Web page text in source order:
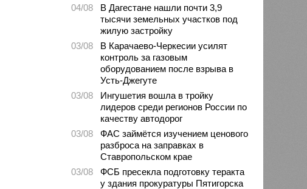
04/08
В Дагестане нашли почти 3,9
тысячи земельных участков под
жилую застройку
03/08
В Карачаево-Черкесии усилят
контроль за газовым
оборудованием после взрыва в
Усть-Джегуте
03/08
Ингушетия вошла в тройку
лидеров среди регионов России по
качеству автодорог
03/08
ФАС займётся изучением ценового
разброса на заправках в
Ставропольском крае
03/08
ФСБ пресекла подготовку теракта
у здания прокуратуры Пятигорска